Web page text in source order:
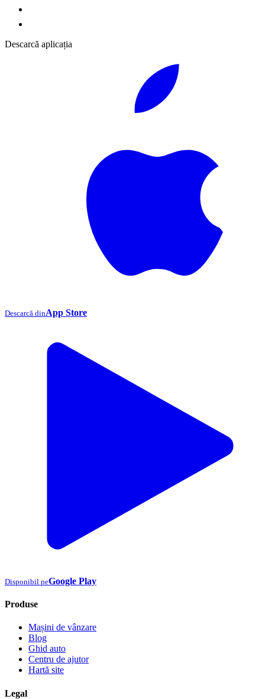
Descarcă aplicația
Descarcă dinApp Store
Disponibil peGoogle Play
Produse
Mașini de vânzare
Blog
Ghid auto
Centru de ajutor
Hartă site
Legal